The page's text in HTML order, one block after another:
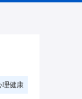
理健康